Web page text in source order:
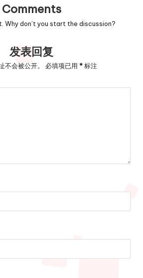
Comments
Why don’t you start the discussion?
发表回复
不会被公开。 必填项已用 *标注